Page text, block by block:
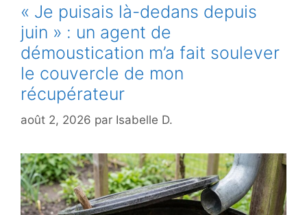
« Je puisais là-dedans depuis
juin » : un agent de
démoustication m’a fait soulever
le couvercle de mon
récupérateur
août 2, 2026 par Isabelle D.